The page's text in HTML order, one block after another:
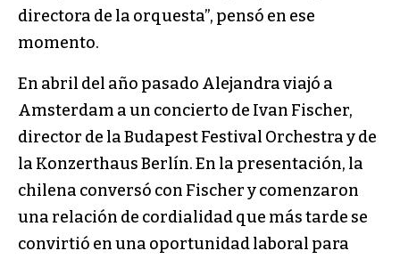
directora de la orquesta”, pensó en ese
momento.
En abril del año pasado Alejandra viajó a
Amsterdam a un concierto de Ivan Fischer,
director de la Budapest Festival Orchestra y de
la Konzerthaus Berlín. En la presentación, la
chilena conversó con Fischer y comenzaron
una relación de cordialidad que más tarde se
convirtió en una oportunidad laboral para